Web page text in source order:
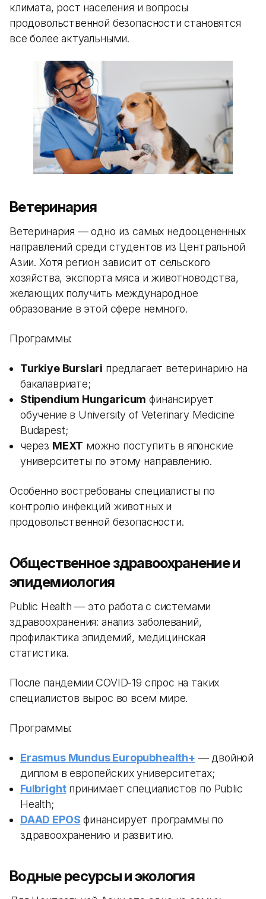
климата, рост населения и вопросы
продовольственной безопасности становятся
все более актуальными.
Ветеринария
Ветеринария — одно из самых недооцененных
направлений среди студентов из Центральной
Азии. Хотя регион зависит от сельского
хозяйства, экспорта мяса и животноводства,
желающих получить международное
образование в этой сфере немного.
Программы:
Turkiye Burslari предлагает ветеринарию на
бакалавриате;
Stipendium Hungaricum финансирует
обучение в University of Veterinary Medicine
Budapest;
через MEXT можно поступить в японские
университеты по этому направлению.
Особенно востребованы специалисты по
контролю инфекций животных и
продовольственной безопасности.
Общественное здравоохранение и
эпидемиология
Public Health — это работа с системами
здравоохранения: анализ заболеваний,
профилактика эпидемий, медицинская
статистика.
После пандемии COVID-19 спрос на таких
специалистов вырос во всем мире.
Программы:
Erasmus Mundus Europubhealth+ — двойной
диплом в европейских университетах;
Fulbrightпринимает специалистов по Public
Health;
DAAD EPOS финансирует программы по
здравоохранению и развитию.
Водные ресурсы и экология